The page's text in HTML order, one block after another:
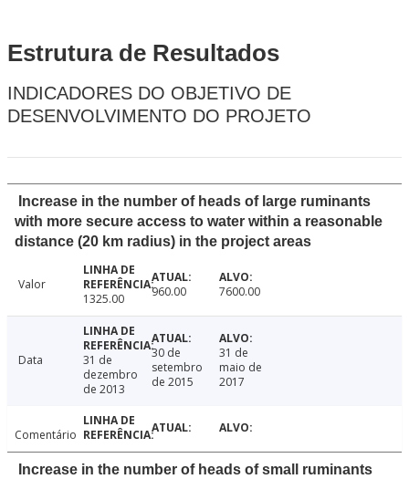
Estrutura de Resultados
INDICADORES DO OBJETIVO DE
DESENVOLVIMENTO DO PROJETO
Increase in the number of heads of large ruminants
with more secure access to water within a reasonable
distance (20 km radius) in the project areas
Valor
1325.00
960.00 7600.00
Data
31 de
dezembro
de 2013
30 de
setembro
de 2015
31 de
maio de
2017
Comentário
Increase in the number of heads of small ruminants